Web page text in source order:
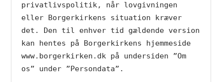
privatlivspolitik, når lovgivningen
eller Borgerkirkens situation kræver
det. Den til enhver tid gældende version
kan hentes på Borgerkirkens hjemmeside
www.borgerkirken.dk på undersiden ”Om
os” under ”Persondata”.